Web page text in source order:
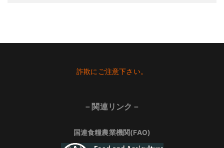
詐欺にご注意下さい。
－関連リンク－
国連食糧農業機関(FAO)